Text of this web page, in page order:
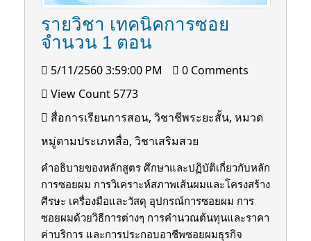
รายวิชา เทคนิคการซอย
จำนวน 1 ตอน
5/11/2560 3:59:00 PM
0 Comments
View Count 5773
สื่อการเรียนการสอน, วิชาชีพระยะสั้น, หมวด
หมู่ตามประเภทสื่อ, วิชาเสริมสวย
คำอธิบายของหลักสูตร ศึกษาและปฏิบัติเกี่ยวกับหลัก
การซอยผม การวิเคราะห์สภาพเส้นผมและโครงสร้าง
ศีรษะ เครื่องมือและวัสดุ อุปกรณ์การซอยผม การ
ซอยผมด้วยวิธีการต่างๆ การคำนวณต้นทุนและราคา
ค่าบริการ และการประกอบอาชีพซอยผมธุรกิจ